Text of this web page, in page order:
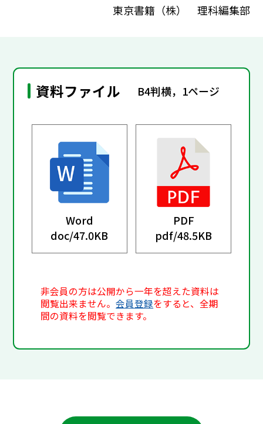
東京書籍（株） 理科編集部
資料ファイル B4判横，1ページ
Word
doc/47.0KB
PDF
pdf/48.5KB
非会員の方は公開から一年を超えた資料は
閲覧出来ません。会員登録をすると、全期
間の資料を閲覧できます。